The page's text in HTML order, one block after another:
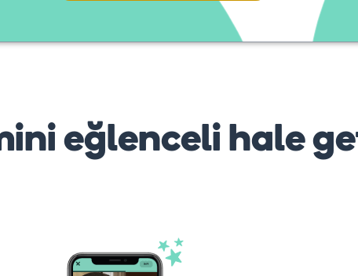
eğlenceli hale